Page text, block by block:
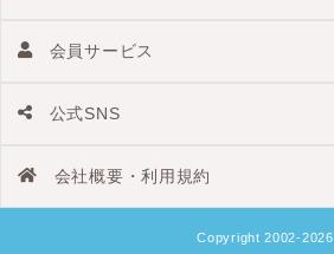
会員サービス
公式SNS
会社概要・利用規約
Copyright 2002-2026